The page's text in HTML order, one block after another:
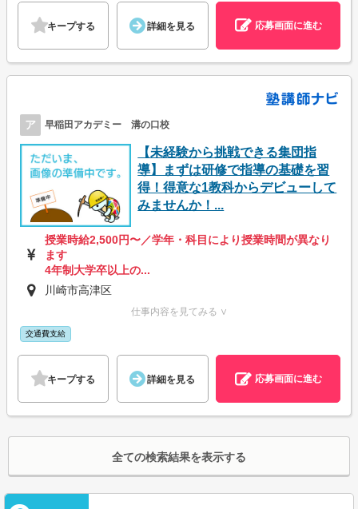
キープする 詳細を見る 応募画面に進む
ア 早稲田アカデミー 溝の口校
【未経験から挑戦できる集団指
導】まずは研修で指導の基礎を習
得！得意な1教科からデビューして
みませんか！...
授業時給2,500円〜／学年・科目により授業時間が異なり
ます
4年制大学卒以上の...
川崎市高津区
仕事内容を見てみる ∨
交通費支給
キープする 詳細を見る 応募画面に進む
全ての検索結果を表示する